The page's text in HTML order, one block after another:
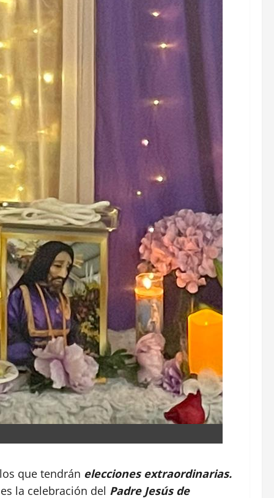
que tendrán elecciones extraordinarias.
la celebración del Padre Jesús de